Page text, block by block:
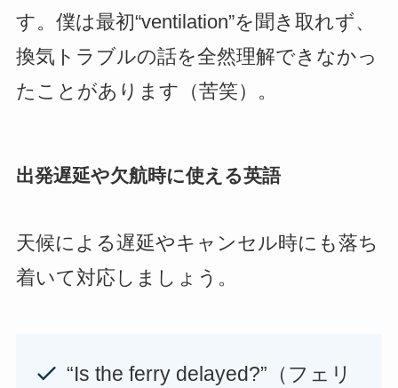
す。僕は最初“ventilation”を聞き取れず、
換気トラブルの話を全然理解できなかっ
たことがあります（苦笑）。
出発遅延や欠航時に使える英語
天候による遅延やキャンセル時にも落ち
着いて対応しましょう。
“Is the ferry delayed?”（フェリ